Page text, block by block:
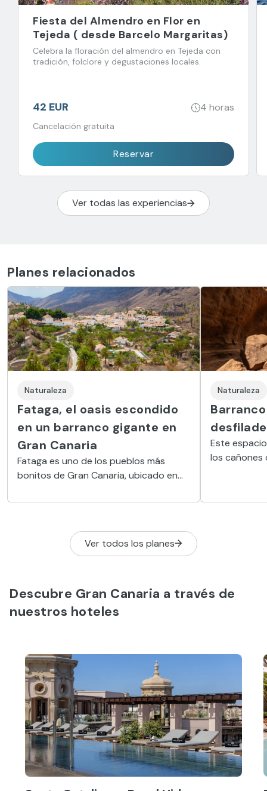
Fiesta del Almendro en Flor en
Tejeda ( desde Barcelo Margaritas)
Celebra la floración del almendro en Tejeda con
tradición, folclore y degustaciones locales.
42 EUR 4 horas
Cancelación gratuita
Reservar
Ver todas las experiencias
Planes relacionados
Naturaleza
Fataga, el oasis escondido
en un barranco gigante en
Gran Canaria
Fataga es uno de los pueblos más
bonitos de Gran Canaria, ubicado en
rodeado de palmeras y de huertos.
Naturaleza
Este
los cañones
Ver todos los planes
Descubre Gran Canaria a través de
nuestros hoteles